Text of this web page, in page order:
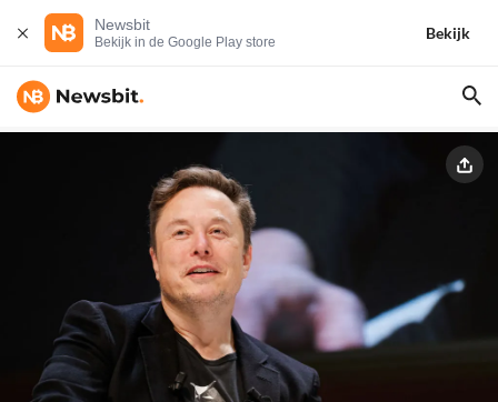
Newsbit
Bekijk in de Google Play store
Bekijk